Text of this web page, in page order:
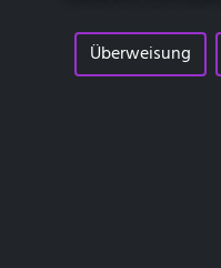
Überweisung